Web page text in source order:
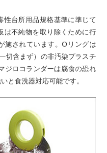
性台所用品規格基準に準じて
は不純物を取り除くために行
施されています。Oリングは
切含まず）の非汚染プラスチ
ジロコランダーは腐食の恐れ
と食洗器対応可能です。